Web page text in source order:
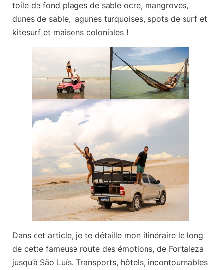
toile de fond plages de sable ocre, mangroves,
dunes de sable, lagunes turquoises, spots de surf et
kitesurf et maisons coloniales !
Dans cet article, je te détaille mon itinéraire le long
de cette fameuse route des émotions, de Fortaleza
jusqu’à São Luís. Transports, hôtels, incontournables